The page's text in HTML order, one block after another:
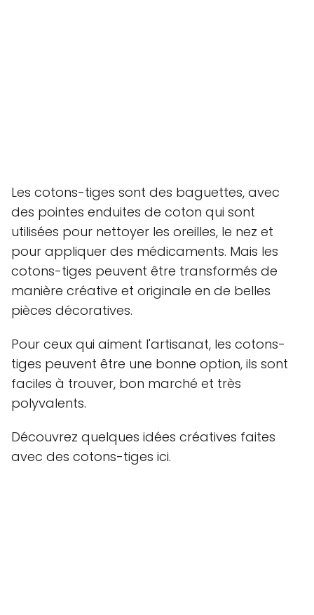
Les cotons-tiges sont des baguettes, avec
des pointes enduites de coton qui sont
utilisées pour nettoyer les oreilles, le nez et
pour appliquer des médicaments. Mais les
cotons-tiges peuvent être transformés de
manière créative et originale en de belles
pièces décoratives.
Pour ceux qui aiment l'artisanat, les cotons-
tiges peuvent être une bonne option, ils sont
faciles à trouver, bon marché et très
polyvalents.
Découvrez quelques idées créatives faites
avec des cotons-tiges ici.